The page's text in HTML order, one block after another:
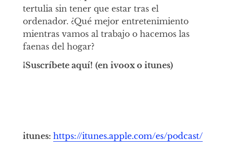
tertulia sin tener que estar tras el
ordenador. ¿Qué mejor entretenimiento
mientras vamos al trabajo o hacemos las
faenas del hogar?
¡Suscríbete aquí! (en ivoox o itunes)
itunes: https://itunes.apple.com/es/podcast/